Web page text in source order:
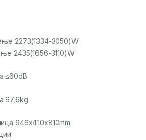
2273(1334-3050)W
2435(1656-3110)W
≤60dB
67,6kg
946x410x810mm